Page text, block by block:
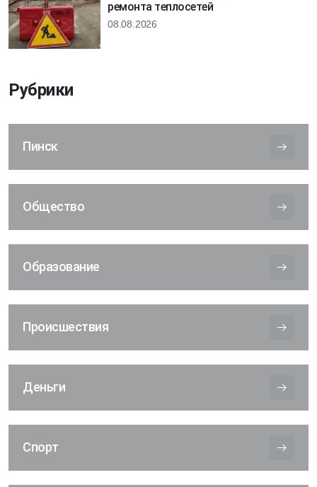
ремонта теплосетей
08.08.2026
Рубрики
Пинск
Общество
Образование
Происшествия
Деньги
Спорт